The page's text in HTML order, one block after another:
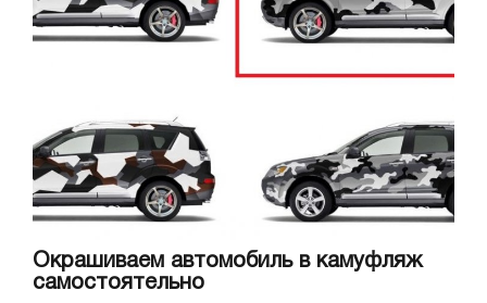
Окрашиваем автомобиль в камуфляж
самостоятельно